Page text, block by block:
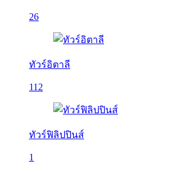
26
ทัวร์อิตาลี
112
ทัวร์ฟิลิปปินส์
1